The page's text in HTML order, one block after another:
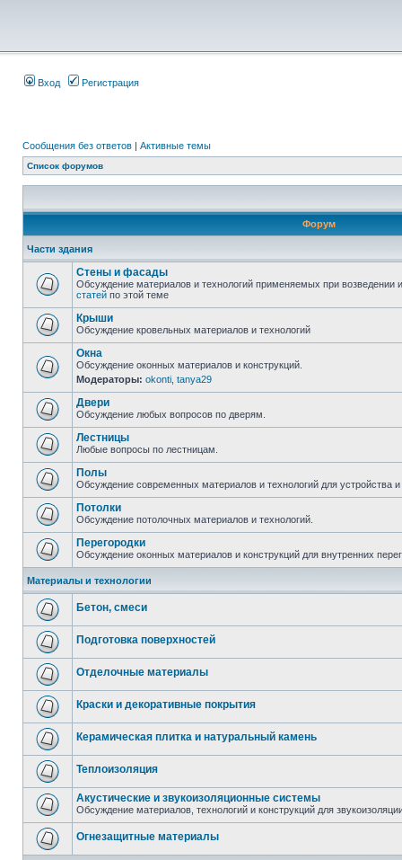
Вход Регистрация
Сообщения без ответов | Активные темы
Список форумов
Форум
Части здания
Стены и фасады
Обсуждение материалов и технологий применяемых при возведении
статей по этой теме
Крыши
Обсуждение кровельных материалов и технологий
Окна
Обсуждение оконных материалов и конструкций.
Модераторы: okonti tanya29
Двери
Обсуждение любых вопросов по дверям.
Лестницы
Любые вопросы по лестницам.
Полы
Обсуждение современных материалов и технологий для устройства
Потолки
Обсуждение потолочных материалов и технологий.
Перегородки
Обсуждение оконных материалов и конструкций для внутренних
Материалы и технологии
Бетон, смеси
Подготовка поверхностей
Отделочные материалы
Краски и декоративные покрытия
Керамическая плитка и натуральный камень
Теплоизоляция
Акустические и звукоизоляционные системы
Обсуждение материалов, технологий и конструкций для
Огнезащитные материалы